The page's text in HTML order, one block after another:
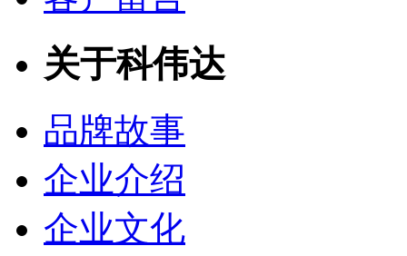
关于科伟达
品牌故事
企业介绍
企业文化